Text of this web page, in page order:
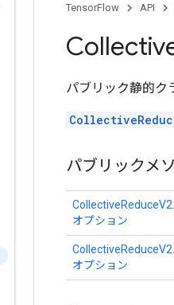
TensorFlow API
パブリック静的ク
パブリックメ
CollectiveReduceV2.
オプション
CollectiveReduceV2.
オプション